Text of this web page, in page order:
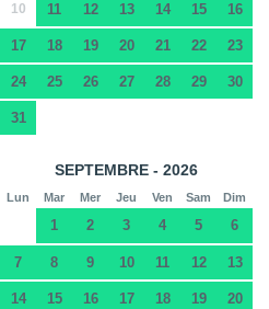
10 11 12 13 14 15 16
17 18 19 20 21 22 23
24 25 26 27 28 29 30
31
SEPTEMBRE - 2026
Lun Mar Mer Jeu Ven Sam Dim
1 2 3 4 5 6
7 8 9 10 11 12 13
14 15 16 17 18 19 20